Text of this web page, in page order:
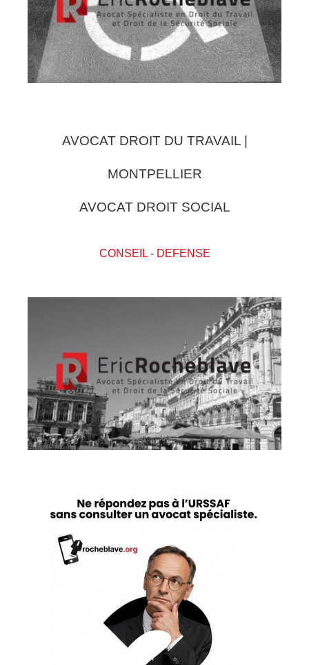
AVOCAT DROIT DU TRAVAIL |
MONTPELLIER
AVOCAT DROIT SOCIAL
CONSEIL- DEFENSE